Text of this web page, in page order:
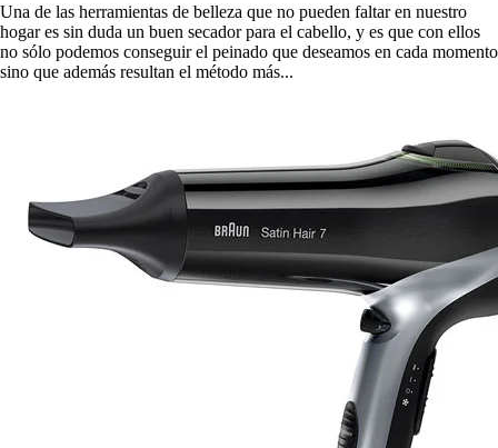
Una de las herramientas de belleza que no pueden faltar en nuestro
hogar es sin duda un buen secador para el cabello, y es que con ellos
no sólo podemos conseguir el peinado que deseamos en cada momento
sino que además resultan el método más...